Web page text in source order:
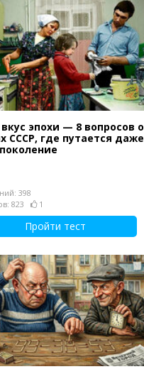
эпохи — 8 вопросов о
СССР, где путается даже
398
823
1
Пройти тест